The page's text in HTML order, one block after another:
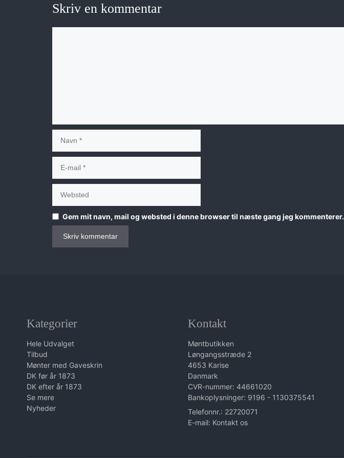
Skriv en kommentar
mail
Gem mit navn, mail og websted i denne browser til næste gang jeg kommenterer.
Kategorier
Hele Udvalget
Tilbud
Mønter med Gaveskrin
DK før år 1873
DK efter år 1873
Se mere
Nyheder
Kontakt
Møntbutikken
Løngangsstræde 2
4653 Karise
Danmark
CVR-nummer: 44661020
Bankoplysninger: 9196 - 1130375541
Telefonnr.: 22720071
E-mail: Kontakt os